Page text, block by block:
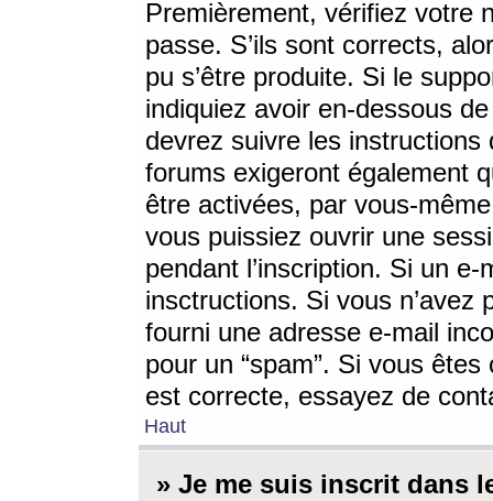
Premièrement, vérifiez votre
passe. S’ils sont corrects,
pu s’être produite. Si le
indiquiez avoir en-dessous
devrez suivre les
forums exigeront également
être activées, par vous-
vous puissiez ouvrir une
pendant l’inscription. Si un
insctructions. Si vous n’avez
fourni une adresse e-mail
pour un “spam”. Si vous
est correcte, essayez de
Haut
» Je me suis inscrit dans